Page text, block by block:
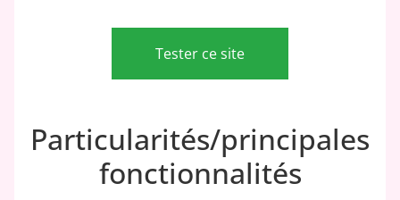
Tester ce site
Particularités/principales
fonctionnalités